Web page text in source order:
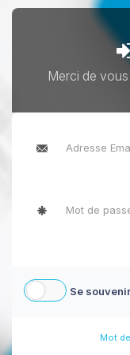
Merci de vous
Se
Mot